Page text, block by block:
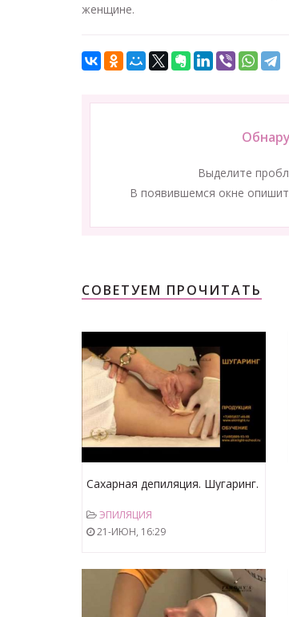
женщине.
Выделите
В появившемся окне
СОВЕТУЕМ ПРОЧИТАТЬ
Сахарная депиляция. Шугаринг.
ЭПИЛЯЦИЯ
21-ИЮН, 16:29